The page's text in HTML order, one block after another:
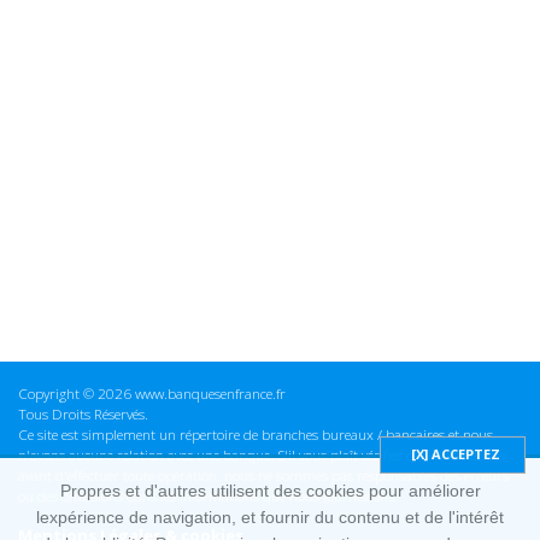
Copyright © 2026 www.banquesenfrance.fr
Tous Droits Réservés.
Ce site est simplement un répertoire de branches bureaux / bancaires et nous
n'avons aucune relation avec une banque. S'il vous plaît vérifier ces informations
avant d'effectuer toute opération, nous ne sommes pas responsables des erreurs
ou des omissions dans les informations que nous fournissons.
Mentions Légales & cookies
Propres et d'autres utilisent des cookies pour améliorer
lexpérience de navigation, et fournir du contenu et de l'intérêt